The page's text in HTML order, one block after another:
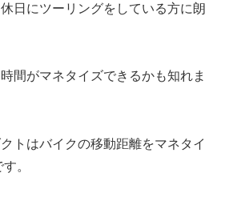
日にツーリングをしている方に朗
間がマネタイズできるかも知れま
トはバイクの移動距離をマネタイ
。